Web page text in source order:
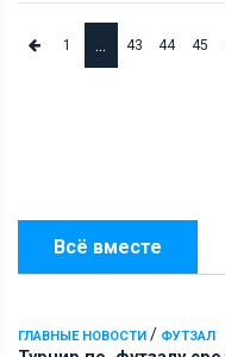
Всё вместе
ГЛАВНЫЕ НОВОСТИ / ФУТЗАЛ
1 ... 43 44 45